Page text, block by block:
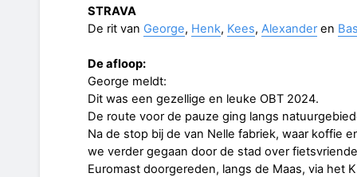
STRAVA
De rit van George, Henk, Kees, Alexander en
De afloop:
George meldt:
Dit was een gezellige en leuke OBT 2024.
De route voor de pauze ging langs
Na de stop bij de van Nelle fabriek, waar koffie
we verder gegaan door de stad over
Euromast doorgereden, langs de Maas, via het